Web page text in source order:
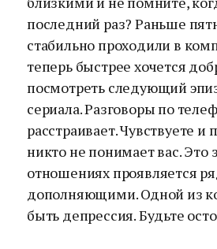
последний раз? Раньше
стабильно проходили в
теперь быстрее хочется
посмотреть следующий
сериала. Разговоры по
расстраивает. Чувствуете и
никто не понимает вас. Это
отношениях проявляется
дополняющими. Одной из
быть депрессия. Будьте